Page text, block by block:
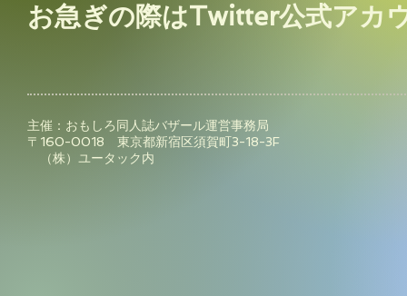
お急ぎの際はTwitter公式アカ
主催：おもしろ同人誌バザール運営事務局
〒160-0018 東京都新宿区須賀町3-18-3F
（株）ユータック内